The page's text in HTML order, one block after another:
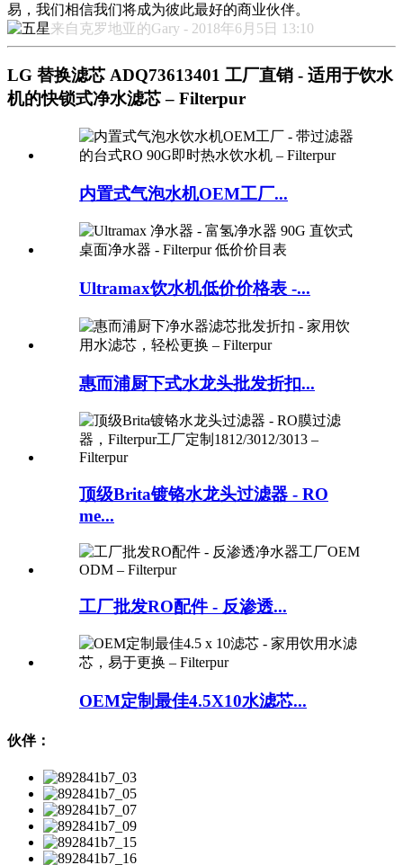
易，我们相信我们将成为彼此最好的商业伙伴。
来自克罗地亚的Gary - 2018年6月5日 13:10
LG 替换滤芯 ADQ73613401 工厂直销 - 适用于饮水
机的快锁式净水滤芯 – Filterpur
内置式气泡水机OEM工厂...
Ultramax饮水机低价价格表 -...
惠而浦厨下式水龙头批发折扣...
顶级Brita镀铬水龙头过滤器 - RO
me...
工厂批发RO配件 - 反渗透...
OEM定制最佳4.5X10水滤芯...
伙伴：